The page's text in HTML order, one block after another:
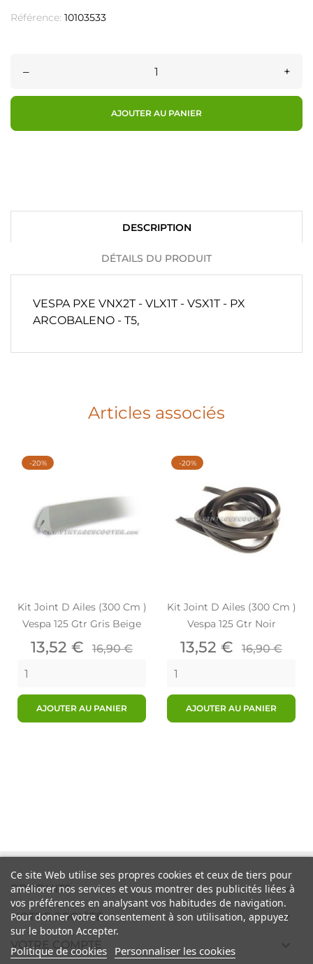
Référence: 10103533
– +
AJOUTER AU PANIER
DESCRIPTION
DÉTAILS DU PRODUIT
VESPA PXE VNX2T - VLX1T - VSX1T - PX
ARCOBALENO - T5,
Articles associés
Kit Joint D Ailes (300 Cm )
Vespa 125 Gtr Gris Beige
Prix
13,52 € Prix
16,90 €
AJOUTER AU PANIER
-20%
Kit Joint D Ailes (300 Cm )
Vespa 125 Gtr Noir
Prix
13,52 € Prix
16,90 €
AJOUTER AU PANIER
-20%
PRODUITS 
NOTRE SOCIÉTÉ 
VOTRE COMPTE
Ce site Web utilise ses propres cookies et ceux de tiers pour
améliorer nos services et vous montrer des publicités liées à
vos préférences en analysant vos habitudes de navigation.
Pour donner votre consentement à son utilisation, appuyez
sur le bouton Accepter.
Politique de cookies Personnaliser les cookies